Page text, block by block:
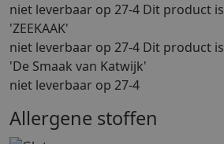
niet leverbaar op 27-4 Dit product is
'ZEEKAAK'
niet leverbaar op 27-4 Dit product is
'De Smaak van Katwijk'
niet leverbaar op 27-4
Allergene stoffen